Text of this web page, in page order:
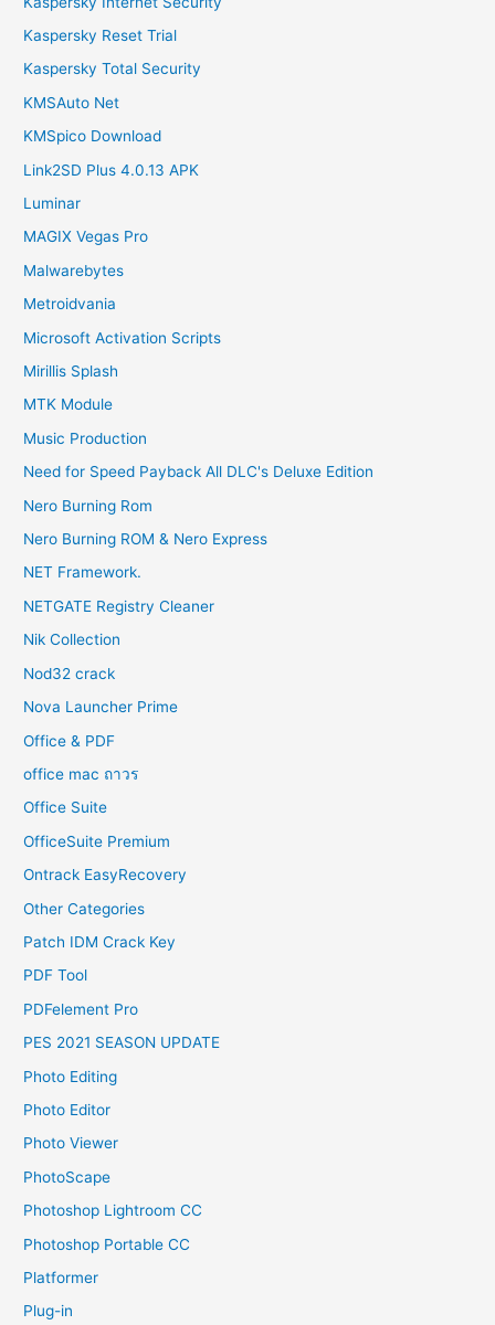
Kaspersky Reset Trial
Kaspersky Total Security
KMSAuto Net
KMSpico Download
Link2SD Plus 4.0.13 APK
Luminar
MAGIX Vegas Pro
Malwarebytes
Metroidvania
Microsoft Activation Scripts
Mirillis Splash
MTK Module
Music Production
Need for Speed Payback All DLC's Deluxe Edition
Nero Burning Rom
Nero Burning ROM & Nero Express
NET Framework.
NETGATE Registry Cleaner
Nik Collection
Nod32 crack
Nova Launcher Prime
Office & PDF
office mac ถาวร
Office Suite
OfficeSuite Premium
Ontrack EasyRecovery
Other Categories
Patch IDM Crack Key
PDF Tool
PDFelement Pro
PES 2021 SEASON UPDATE
Photo Editing
Photo Editor
Photo Viewer
PhotoScape
Photoshop Lightroom CC
Photoshop Portable CC
Platformer
Plug-in